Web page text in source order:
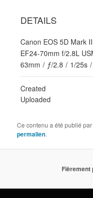
DETAILS
Canon EOS 5D Mark
EF24-70mm f/2.8L
63mm / ƒ/2.8 / 1/25s /
Created
Uploaded
Ce contenu a été publié
permalien.
Fièrement